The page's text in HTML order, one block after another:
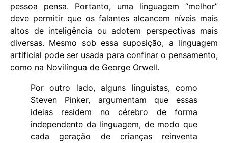
pessoa pensa. Portanto, uma linguagem “melhor”
deve permitir que os falantes alcancem níveis mais
altos de inteligência ou adotem perspectivas mais
diversas. Mesmo sob essa suposição, a linguagem
artificial pode ser usada para confinar o pensamento,
como na Novilíngua de George Orwell.
Por outro lado, alguns linguistas, como
Steven Pinker, argumentam que essas
ideias residem no cérebro de forma
independente da linguagem, de modo que
cada geração de crianças reinventa